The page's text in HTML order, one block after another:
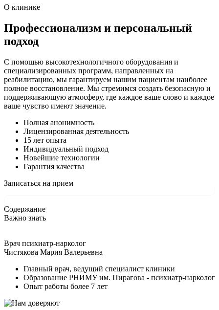
О клинике
Профессионализм и персональный
подход
С помощью высокотехнологичного оборудования и
специализированных программ, направленных на
реабилитацию, мы гарантируем нашим пациентам наиболее
полное восстановление. Мы стремимся создать безопасную и
поддерживающую атмосферу, где каждое ваше слово и каждое
ваше чувство имеют значение.
Полная анонимность
Лицензированная деятельность
15 лет опыта
Индивидуальный подход
Новейшие технологии
Гарантия качества
Записаться на прием
Содержание
Важно знать
Врач психиатр-нарколог
Чистякова Мария Валерьевна
Главный врач, ведущий специалист клиники
Образование РНИМУ им. Пирагова - психиатр-нарколог
Опыт работы более 7 лет